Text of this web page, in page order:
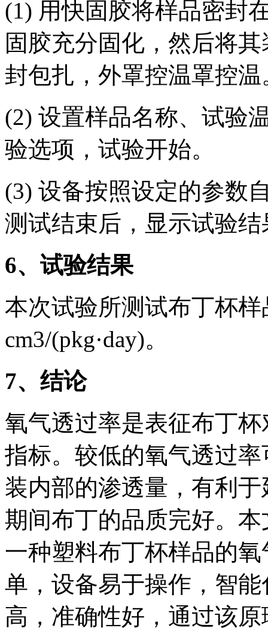
(1) 用快固胶将样品密封
固胶充分固化，然后将
封包扎，外罩控温罩控温
(2) 设置样品名称、试验
验选项，试验开始。
(3) 设备按照设定的参数
测试结束后，显示试验结
6、试验结果
本次试验所测试布丁杯
cm3/(pkg·day)。
7、结论
氧气透过率是表征布丁
指标。较低的氧气透过
装内部的渗透量，有利
期间布丁的品质完好。
一种塑料布丁杯样品的
单，设备易于操作，智
高，准确性好，通过该